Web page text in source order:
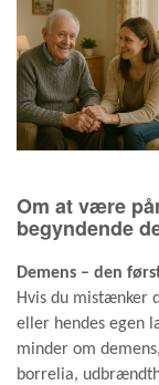
Om at være
begyndende
Demens – den
Hvis du mistænker
eller hendes egen
minder om
borrelia,